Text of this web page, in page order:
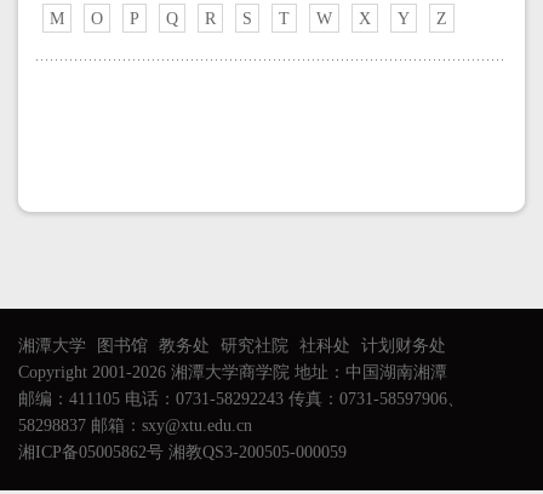
M
O P Q R S T W X Y Z
湘潭大学 图书馆 教务处 研究社院 社科处
计划财务处
Copyright 2001-2026 湘潭大学商学院 地址：中国湖南湘潭
邮编：411105 电话：0731-58292243 传真：0731-58597906、
58298837 邮箱：sxy@xtu.edu.cn
湘ICP备05005862号 湘教QS3-200505-000059